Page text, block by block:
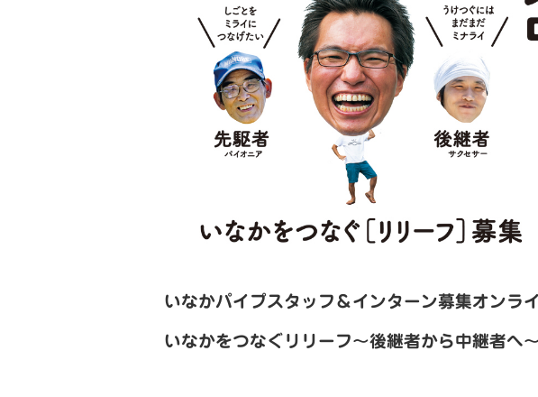
いなかパイプスタッフ＆インターン募集オンラ
いなかをつなぐリリーフ〜後継者から中継者へ